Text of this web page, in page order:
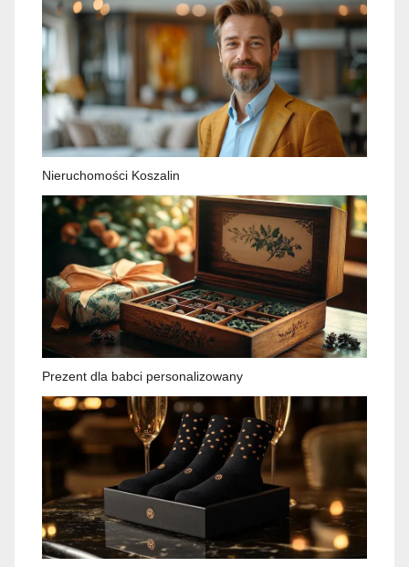
Nieruchomości Koszalin
Prezent dla babci personalizowany